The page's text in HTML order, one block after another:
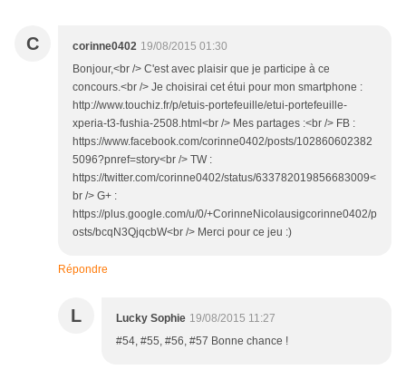
C corinne0402 19/08/2015 01:30
Bonjour,<br /> C'est avec plaisir que je participe à ce
concours.<br /> Je choisirai cet étui pour mon smartphone :
http://www.touchiz.fr/p/etuis-portefeuille/etui-portefeuille-
xperia-t3-fushia-2508.html<br /> Mes partages :<br /> FB :
https://www.facebook.com/corinne0402/posts/102860602382
5096?pnref=story<br /> TW :
https://twitter.com/corinne0402/status/633782019856683009<
br /> G+ :
https://plus.google.com/u/0/+CorinneNicolausigcorinne0402/p
osts/bcqN3QjqcbW<br /> Merci pour ce jeu :)
Répondre
L Lucky Sophie 19/08/2015 11:27
#54, #55, #56, #57 Bonne chance !